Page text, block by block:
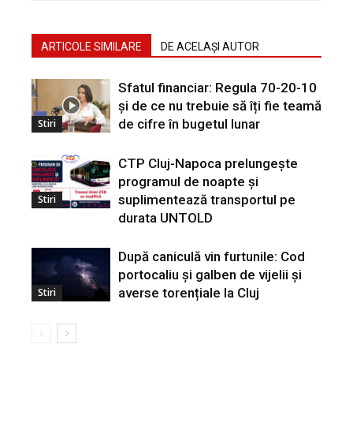
ARTICOLE SIMILARE DE ACELAȘI AUTOR
Stiri
Sfatul financiar: Regula 70-20-10
și de ce nu trebuie să îți fie teamă
de cifre în bugetul lunar
Stiri
CTP Cluj-Napoca prelungește
programul de noapte și
suplimentează transportul pe
durata UNTOLD
Stiri
După caniculă vin furtunile: Cod
portocaliu și galben de vijelii și
averse torențiale la Cluj